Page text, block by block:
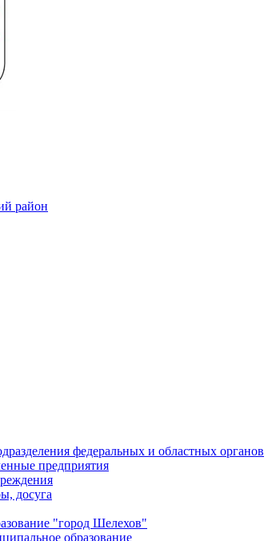
район
федеральных и областных органов
предприятия
досуга
"город Шелехов"
образование